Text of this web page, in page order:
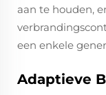
aan te houden,
een enkele
Adaptieve